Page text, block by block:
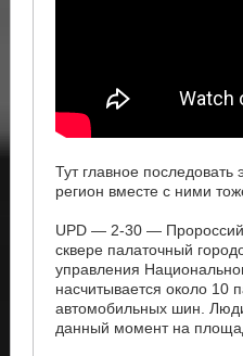
Тут главное
регион вместе с ними
UPD — 2-30 —
сквере палаточный
управления
насчитывается около 10
автомобильных шин.
данный момент на